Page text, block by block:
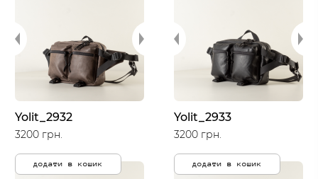
Yolit_2932
3200 грн.
додати в кошик
Yolit_2933
3200 грн.
додати в кошик